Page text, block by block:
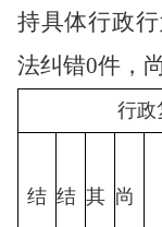
持具体行政
法纠错0件，
行政
结 结 其 尚